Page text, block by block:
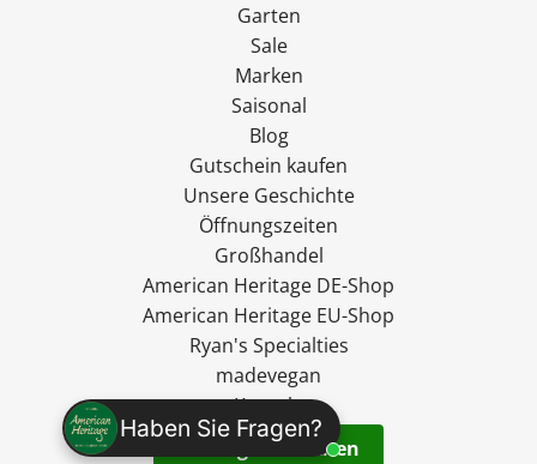
Haben Sie Fragen?
Garten
Sale
Marken
Saisonal
Blog
Gutschein kaufen
Unsere Geschichte
Öffnungszeiten
Großhandel
American Heritage DE-Shop
American Heritage EU-Shop
Ryan's Specialties
madevegan
Kontakt
Vertrag widerrufen